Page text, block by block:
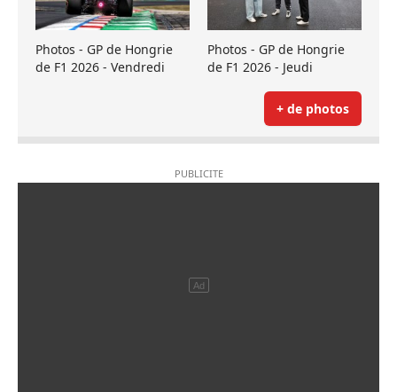
Photos - GP de Hongrie
de F1 2026 - Vendredi
Photos - GP de Hongrie
de F1 2026 - Jeudi
+ de photos